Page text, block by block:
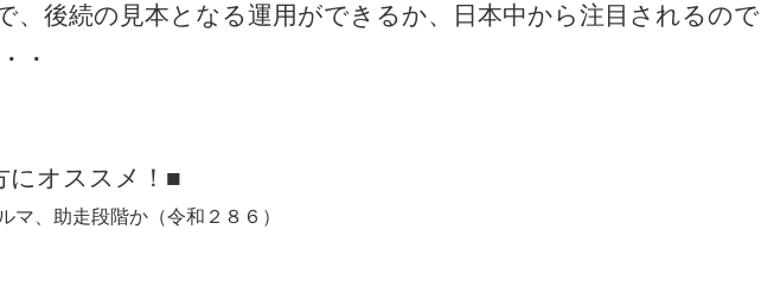
、後続の見本となる運用ができるか、日本中から注目されるので
・
にオススメ！■
マ、助走段階か（令和２８６）